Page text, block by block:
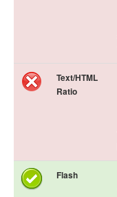
Text/HTML
Ratio
Flash